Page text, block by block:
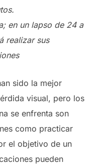
en un lapso de 24 a
realizar sus
sido la mejor
visual, pero los
se enfrenta son
como practicar
el objetivo de un
pueden